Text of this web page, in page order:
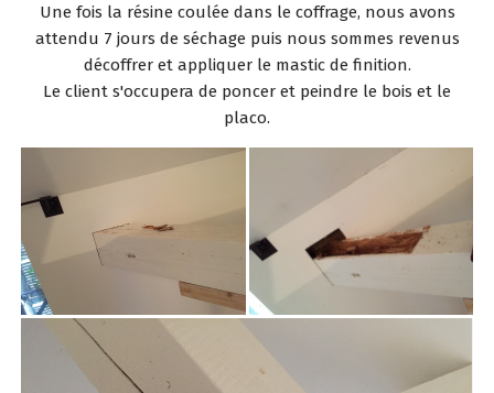
Une fois la résine coulée dans le coffrage, nous avons
attendu 7 jours de séchage puis nous sommes revenus
décoffrer et appliquer le mastic de finition.
Le client s'occupera de poncer et peindre le bois et le
placo.